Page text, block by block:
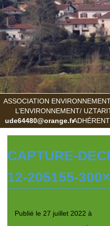
ASSOCIATION
L’ENVIRONNEMENT/
ude64480@orange.fr
CAPTURE-
12-205155-
Publié le 27 juillet 2022 à